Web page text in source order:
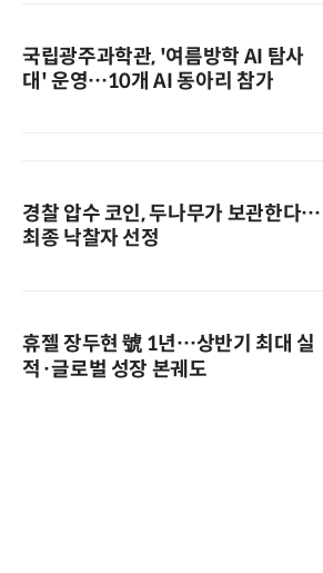
국립광주과학관, '여름방학 AI 탐사
대' 운영…10개 AI 동아리 참가
경찰 압수 코인, 두나무가 보관한다…
최종 낙찰자 선정
휴젤 장두현 號 1년…상반기 최대 실
적·글로벌 성장 본궤도